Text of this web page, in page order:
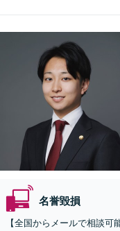
名誉毀損
【全国からメールで相談